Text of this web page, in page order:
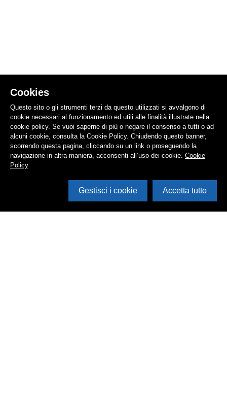
Apri i filtri
Cookies
Questo sito o gli strumenti terzi da questo utilizzati si avvalgono di
cookie necessari al funzionamento ed utili alle finalità illustrate nella
cookie policy. Se vuoi saperne di più o negare il consenso a tutti o ad
alcuni cookie, consulta la Cookie Policy. Chiudendo questo banner,
scorrendo questa pagina, cliccando su un link o proseguendo la
navigazione in altra maniera, acconsenti all’uso dei cookie. Cookie
Policy
Gestisci i cookie Accetta tutto